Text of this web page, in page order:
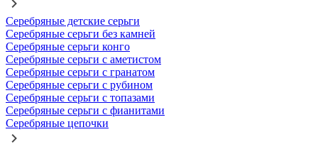
Серебряные детские серьги
Серебряные серьги без камней
Серебряные серьги конго
Серебряные серьги с аметистом
Серебряные серьги с гранатом
Серебряные серьги с рубином
Серебряные серьги с топазами
Серебряные серьги с фианитами
Серебряные цепочки